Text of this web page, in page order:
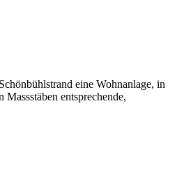
eine Wohnanlage, in
entsprechende,